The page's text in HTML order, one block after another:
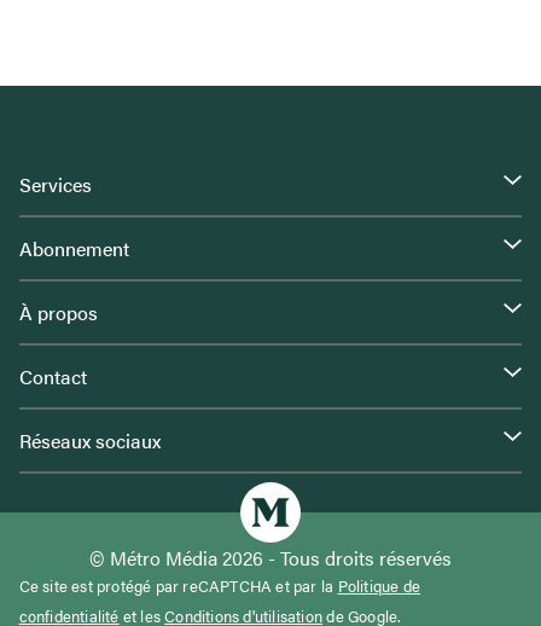
Services
Abonnement
À propos
Contact
Réseaux sociaux
© Métro Média 2026 - Tous droits réservés
Ce site est protégé par reCAPTCHA et par la Politique de
confidentialité et lesConditions d'utilisationde Google.